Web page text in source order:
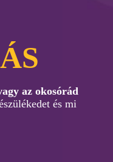
az okosórád
és mi